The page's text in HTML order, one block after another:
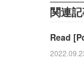
関連
Read